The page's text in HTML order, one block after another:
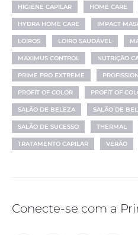
HIGIENE CAPILAR HOME CARE
HYDRA HOME CARE IMPACT
LOIROS LOIRO SAUDÁVEL
MAXIMUS CONTROL NUTRIÇÃO
PRIME PRO EXTREME
PROFIT OF COLOR PROFIT OF
SALÃO DE BELEZA SALÃO DE
SALÃO DE SUCESSO THERMAL
TRATAMENTO CAPILAR VERÃO
Conecte-se com a